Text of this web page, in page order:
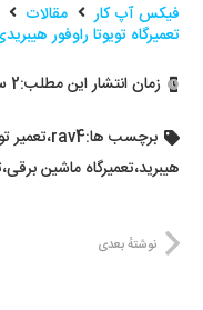
فیکس آپ کار مقالات
تعمیرگاه تویوتا راوفور
زمان انتشار این مطلب:2 سال پیش
برچسب ها:rav4،تعمیر
هیبرید،تعمیرگاه ماشین برقی،
نوشتهٔ بعدی